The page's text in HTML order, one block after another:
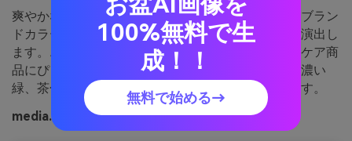
爽やかな木漏れ日と竹林を思わせる構成で、黄緑がブラン
ドカラーに好適、クリーム色が読みやすい上質感を演出し
ます。エコパッケージや茶、サステナブルなスキンケア商
品にぴったり。ポイント：タイポグラフィには一番濃い
緑、茶色は細い枠線として使うとクラフト感が出ます。
media.ioで生成した竹陰の画像例
100%無料で生
成！！
無料で始める→